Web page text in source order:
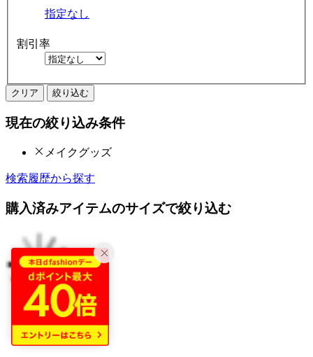
指定なし
割引率
クリア 絞り込む
現在の絞り込み条件
メイクグッズ
検索履歴から探す
購入済みアイテムのサイズで絞り込む